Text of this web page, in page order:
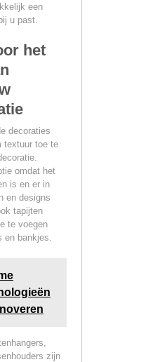
een
u past.
het
decoraties
textuur toe te
omdat het
is en er in
en designs
tapijten
te voegen
bankjes.
zijn